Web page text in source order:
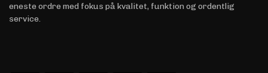
eneste ordre med fokus på kvalitet, funktion og ordentlig
service.